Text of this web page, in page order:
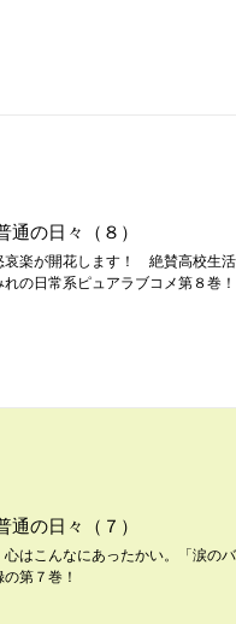
通の日々（８）
哀楽が開花します！ 絶賛高校生
の日常系ピュアラブコメ第８巻！
通の日々（７）
心はこんなにあったかい。「涙の
第７巻！